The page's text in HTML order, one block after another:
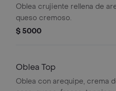
Oblea crujiente rellena de
queso cremoso.
$ 5000
Oblea Top
Oblea con arequipe, crema